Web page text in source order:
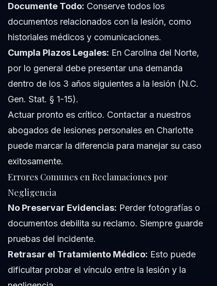
Documente Todo: Conserve todos los
documentos relacionados con la lesión, como
historiales médicos y comunicaciones.
Cumpla Plazos Legales: En Carolina del Norte,
por lo general debe presentar una demanda
dentro de los 3 años siguientes a la lesión (N.C.
Gen. Stat. § 1-15).
Actuar pronto es crítico. Contactar a nuestros
abogados de lesiones personales en Charlotte
puede marcar la diferencia para manejar su caso
exitosamente.
Errores Comunes en Reclamaciones por
Negligencia
No Preservar Evidencias: Perder fotografías o
documentos debilita su reclamo. Siempre guarde
pruebas del incidente.
Retrasar el Tratamiento Médico: Esto puede
dificultar probar el vínculo entre la lesión y la